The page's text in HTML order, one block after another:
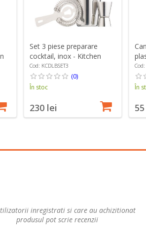
Set 3 piese preparare
cocktail, inox - Kitchen
Craft
Cod: KCDLBSET3
(0)
În stoc
230 lei
Cod:
În
inregistrati si care au achizitionat
produsul pot scrie recenzii